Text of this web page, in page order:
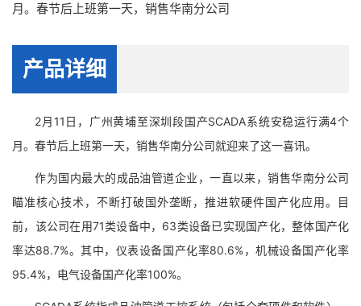
月。春节后上班第一天，销售华南分公司
产品详细
2月11日，广州黄埔至深圳段国产SCADA系统安稳运行满4个
月。春节后上班第一天，销售华南分公司就迎来了这一喜讯。
作为国内最大的成品油管道企业，一直以来，销售华南分公司
瞄准核心技术，不断打破国外垄断，推进软硬件国产化应用。目
前，该公司在用71类设备中，63类设备已实现国产化，整体国产化
率达88.7%。其中，仪表设备国产化率80.6%，机械设备国产化率
95.4%，电气设备国产化率100%。